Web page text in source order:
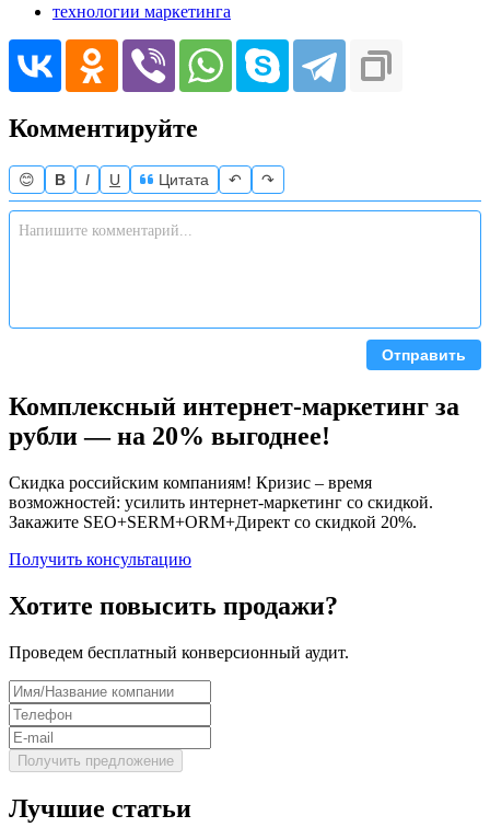
технологии маркетинга
Комментируйте
😊 B I U Цитата ↶ ↷
Отправить
Комплексный интернет-маркетинг за
рубли — на 20% выгоднее!
Скидка российским компаниям! Кризис – время
возможностей: усилить интернет-маркетинг со скидкой.
Закажите SEO+SERM+ORM+Директ со скидкой 20%.
Получить консультацию
Хотите повысить продажи?
Проведем бесплатный конверсионный аудит.
Лучшие статьи